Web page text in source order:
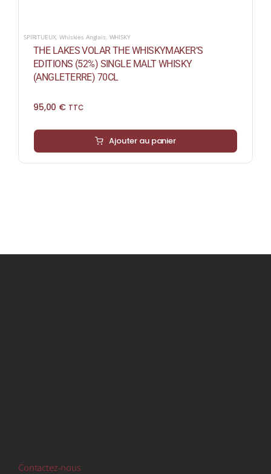
SPIRITUEUX,Whiskies Anglais, WHISKY
THE LAKES VOLAR THE WHISKYMAKER’S
EDITIONS (52%) SINGLE MALT WHISKY
(ANGLETERRE) 70CL
95,00 € TTC
Ajouter au panier
Contactez-nous